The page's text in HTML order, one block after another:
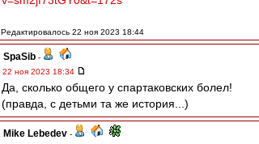
Редактировалось 22 ноя 2023 18:44
SpaSib -
22 ноя 2023 18:34
Да, сколько общего у спартаковских болел!
(правда, с детьми та же история...)
Mike Lebedev -